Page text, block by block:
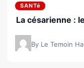
SANTé
La césarienne :
By Le Temoin